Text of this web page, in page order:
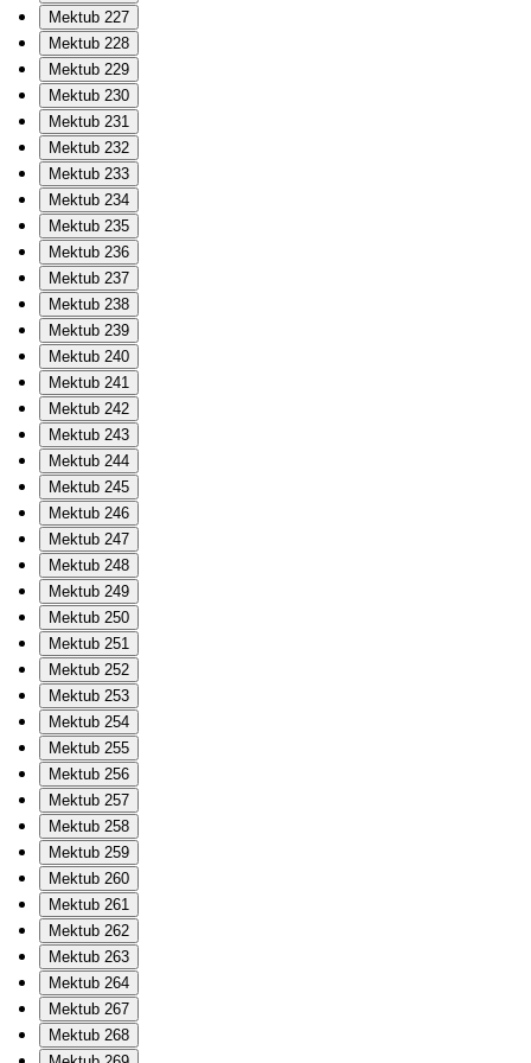
Mektub 227
Mektub 228
Mektub 229
Mektub 230
Mektub 231
Mektub 232
Mektub 233
Mektub 234
Mektub 235
Mektub 236
Mektub 237
Mektub 238
Mektub 239
Mektub 240
Mektub 241
Mektub 242
Mektub 243
Mektub 244
Mektub 245
Mektub 246
Mektub 247
Mektub 248
Mektub 249
Mektub 250
Mektub 251
Mektub 252
Mektub 253
Mektub 254
Mektub 255
Mektub 256
Mektub 257
Mektub 258
Mektub 259
Mektub 260
Mektub 261
Mektub 262
Mektub 263
Mektub 264
Mektub 267
Mektub 268